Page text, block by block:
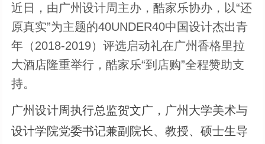
近日，由广州设计周主办，酷家乐协办，以“还
原真实”为主题的40UNDER40中国设计杰出青
年（2018-2019）评选启动礼在广州香格里拉
大酒店隆重举行，酷家乐“到店购”全程赞助支
持。
广州设计周执行总监贺文广，广州大学美术与
设计学院党委书记兼副院长、教授、硕士生导